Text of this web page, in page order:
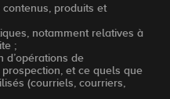
produits et
notamment relatives à
;
d’opérations de
et ce quels que
(courriels, courriers,